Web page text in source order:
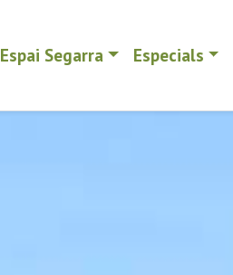
Espai Segarra Especials